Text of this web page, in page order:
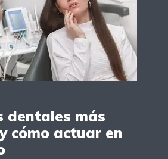
dentales más
cómo actuar en